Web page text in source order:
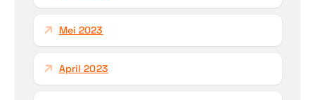
Mei 2023
April 2023